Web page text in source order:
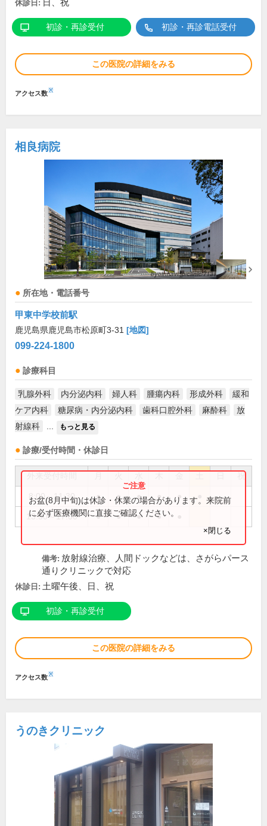
休診日: 日、祝
初診・再診受付 初診・再診電話受付
この医院の詳細をみる
アクセス数※
相良病院
所在地・電話番号
甲東中学校前駅
鹿児島県鹿児島市松原町3-31 [地図]
099-224-1800
診療科目
乳腺外科 内分泌内科 婦人科 腫瘍内科 形成外科
緩和
ケア内科
糖尿病・内分泌内科 歯科口腔外科 麻酔科
放
射線科
もっと見る
診療/受付時間・休診日
祝
8:00～11:30 ● ● ● ● ●
13:30～17:00 ● ● ● ●
お盆(8月中旬)は休診・休業の場合があります。来院前
に必ず医療機関に直接ご確認ください。
×閉じる
備考: 放射線治療、人間ドックなどは、さがらパース
通りクリニックで対応
休診日: 土曜午後、日、祝
初診・再診受付
この医院の詳細をみる
アクセス数※
うのきクリニック